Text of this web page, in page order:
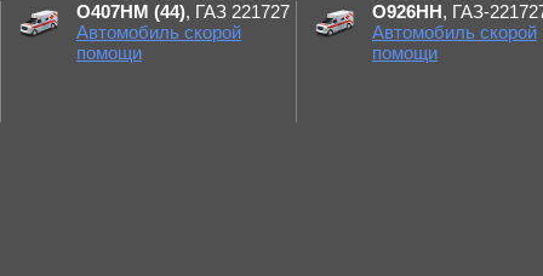
О407НМ (44), ГАЗ 221727
Автомобиль скорой
помощи
О926НН, ГАЗ-
Автомобиль скорой
помощи